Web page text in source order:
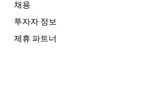
채용
투자자 정보
제휴 파트너